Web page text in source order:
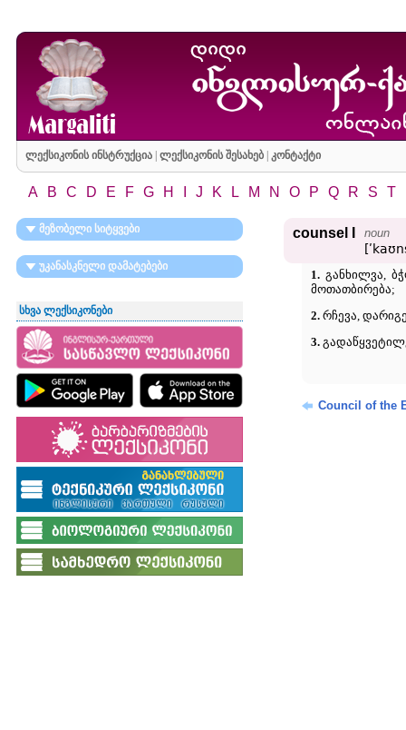
ლექსიკონის ინსტრუქცია| ლექსიკონის შესახებ| კონტაქტი
A B C D E F G H J K L M N O P Q R S T
მეზობელი სიტყვები
უკანასკნელი დამატებები
სხვა ლექსიკონები
counsel I noun
1.განხილვა,
მოთათბირება;
2.რჩევა,
3.
Council of the